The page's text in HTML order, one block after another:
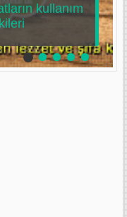
kullanım